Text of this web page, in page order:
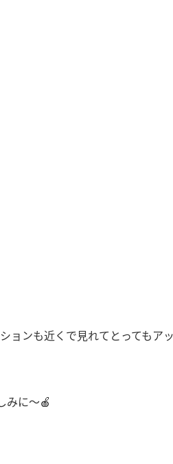
ョンも近くで見れてとってもア
みに〜🍎